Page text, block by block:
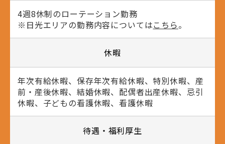
4週8休制のローテーション勤務
※日光エリアの勤務内容についてはこちら。
休暇
年次有給休暇、保存年次有給休暇、特別休暇、産
前・産後休暇、結婚休暇、配偶者出産休暇、忌引
休暇、子どもの看護休暇、看護休暇
待遇・福利厚生